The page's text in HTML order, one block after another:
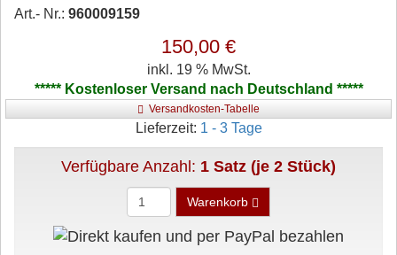
Art.- Nr.: 960009159
150,00 €
inkl. 19 % MwSt.
***** Kostenloser Versand nach Deutschland *****
Versandkosten-Tabelle
Lieferzeit: 1 - 3 Tage
Verfügbare Anzahl: 1 Satz (je 2 Stück)
Warenkorb